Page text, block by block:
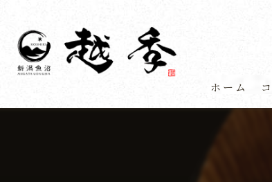
ホーム